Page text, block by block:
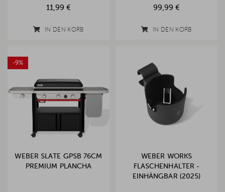
11,99 €
IN DEN KORB
99,99 €
IN DEN KORB
-9%
WEBER SLATE GPSB 76CM
PREMIUM PLANCHA
WEBER WORKS
FLASCHENHALTER -
EINHÄNGBAR (2025)